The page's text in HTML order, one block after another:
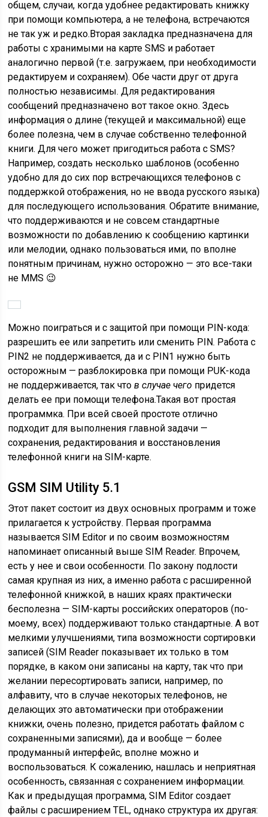
общем, случаи, когда удобнее редактировать книжку
при помощи компьютера, а не телефона, встречаются
не так уж и редко.Вторая закладка предназначена для
работы с хранимыми на карте SMS и работает
аналогично первой (т.е. загружаем, при необходимости
редактируем и сохраняем). Обе части друг от друга
полностью независимы. Для редактирования
сообщений предназначено вот такое окно. Здесь
информация о длине (текущей и максимальной) еще
более полезна, чем в случае собственно телефонной
книги. Для чего может пригодиться работа с SMS?
Например, создать несколько шаблонов (особенно
удобно для до сих пор встречающихся телефонов с
поддержкой отображения, но не ввода русского языка)
для последующего использования. Обратите внимание,
что поддерживаются и не совсем стандартные
возможности по добавлению к сообщению картинки
или мелодии, однако пользоваться ими, по вполне
понятным причинам, нужно осторожно — это все-таки
не MMS 😉
Можно поиграться и с защитой при помощи PIN-кода:
разрешить ее или запретить или сменить PIN. Работа с
PIN2 не поддерживается, да и с PIN1 нужно быть
осторожным — разблокировка при помощи PUK-кода
не поддерживается, так чтов случае чего придется
делать ее при помощи телефона.Такая вот простая
программка. При всей своей простоте отлично
подходит для выполнения главной задачи —
сохранения, редактирования и восстановления
телефонной книги на SIM-карте.
GSM SIM Utility 5.1
Этот пакет состоит из двух основных программ и тоже
прилагается к устройству. Первая программа
называется SIM Editor и по своим возможностям
напоминает описанный выше SIM Reader. Впрочем,
есть у нее и свои особенности. По закону подлости
самая крупная из них, а именно работа с расширенной
телефонной книжкой, в наших краях практически
бесполезна — SIM-карты российских операторов (по-
моему, всех) поддерживают только стандартные. А вот
мелкими улучшениями, типа возможности сортировки
записей (SIM Reader показывает их только в том
порядке, в каком они записаны на карту, так что при
желании пересортировать записи, например, по
алфавиту, что в случае некоторых телефонов, не
делающих это автоматически при отображении
книжки, очень полезно, придется работать файлом с
сохраненными записями), да и вообще — более
продуманный интерфейс, вполне можно и
воспользоваться. К сожалению, нашлась и неприятная
особенность, связанная с сохранением информации.
Как и предыдущая программа, SIM Editor создает
файлы с расширением TEL, однако структура их другая: